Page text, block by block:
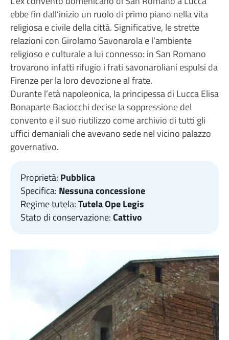
ebbe fin dall’inizio un ruolo di primo piano nella vita
religiosa e civile della città. Significative, le strette
relazioni con Girolamo Savonarola e l’ambiente
religioso e culturale a lui connesso: in San Romano
trovarono infatti rifugio i frati savonaroliani espulsi da
Firenze per la loro devozione al frate.
Durante l’età napoleonica, la principessa di Lucca Elisa
Bonaparte Baciocchi decise la soppressione del
convento e il suo riutilizzo come archivio di tutti gli
uffici demaniali che avevano sede nel vicino palazzo
governativo.
Proprietà: Pubblica
Specifica: Nessuna concessione
Regime tutela:Tutela Ope Legis
Stato di conservazione:Cattivo